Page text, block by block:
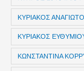
ΚΥΡΙΑΚΟΣ
ΚΥΡΙΑΚΟΣ
ΚΩΝΣΤΑΝΤΙΝΑ